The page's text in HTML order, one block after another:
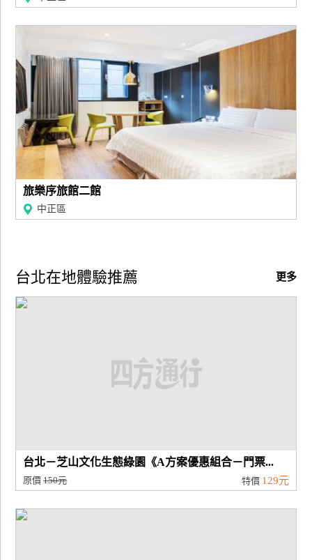
旅樂序旅館二館
中正區
更多
台北在地體驗推薦
台北－芝山文化生態綠園《A方案優惠組合－門票...
原價150元 特價 129元